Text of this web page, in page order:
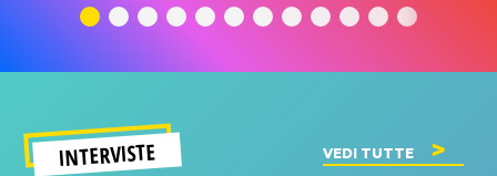
significato
del singolo
INTERVISTE VEDI TUTTE